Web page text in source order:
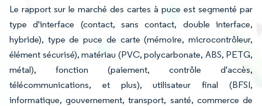
Le rapport sur le marché des cartes à puce est segmenté par
type d'interface (contact, sans contact, double interface,
hybride), type de puce de carte (mémoire, microcontrôleur,
élément sécurisé), matériau (PVC, polycarbonate, ABS, PETG,
métal), fonction (paiement, contrôle d'accès,
télécommunications, et plus), utilisateur final (BFSI,
informatique, gouvernement, transport, santé, commerce de